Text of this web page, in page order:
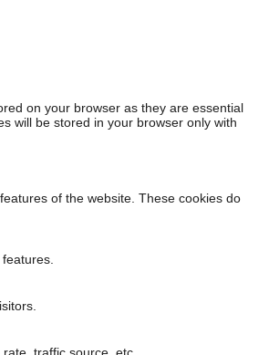
on your browser as they are essential
will be stored in your browser only with
of the website. These cookies do